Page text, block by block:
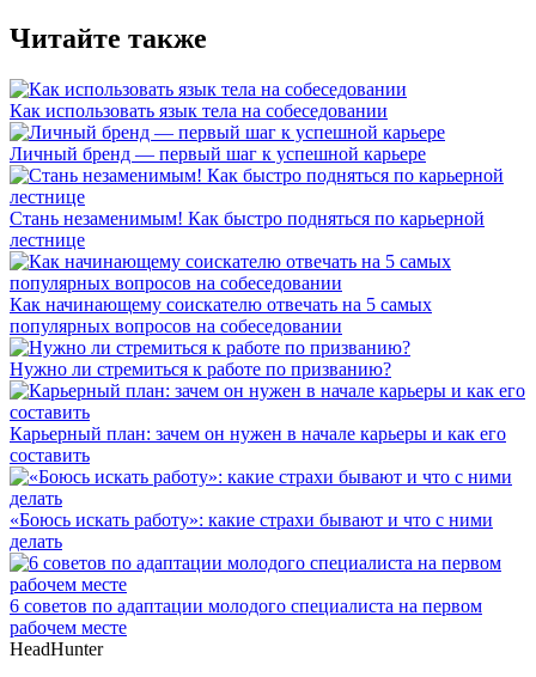
Читайте также
Как использовать язык тела на собеседовании
Личный бренд — первый шаг к успешной карьере
Стань незаменимым! Как быстро подняться по карьерной
лестнице
Как начинающему соискателю отвечать на 5 самых
популярных вопросов на собеседовании
Нужно ли стремиться к работе по призванию?
Карьерный план: зачем он нужен в начале карьеры и как его
составить
«Боюсь искать работу»: какие страхи бывают и что с ними
делать
6 советов по адаптации молодого специалиста на первом
рабочем месте
HeadHunter